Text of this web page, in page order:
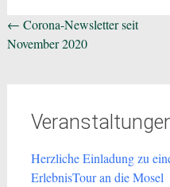
Beitragsnavigation
← Corona-Newsletter seit
November 2020
Herzliche Einladung zu
ErlebnisTour an die Mosel